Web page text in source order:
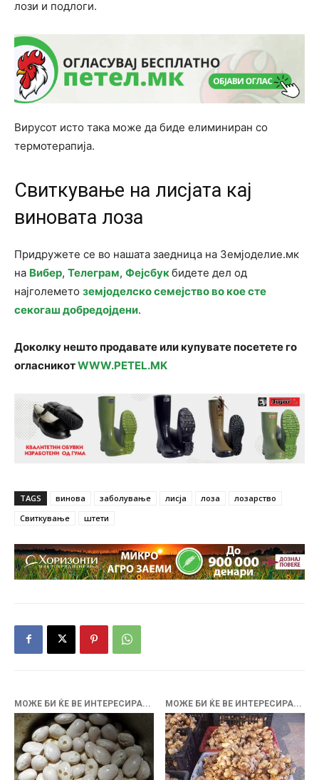
лози и подлоги.
Вирусот исто така може да биде елиминиран со
термотерапија.
Свиткување на лисјата кај
виновата лоза
Придружете се во нашата заедница на Земјоделие.мк
на Вибер, Телеграм, Фејсбукбидете дел од
најголемето земјоделско семејство во кое сте
секогаш добредојдени.
Доколку нешто продавате или купувате посетете го
огласникотWWW.PETEL.MK
TAGS винова заболување лисја лоза
лозарство
Свиткување
штети
МОЖЕ БИ ЌЕ ВЕ ИНТЕРЕСИРА... МОЖЕ БИ ЌЕ ВЕ ИНТЕРЕСИРА...